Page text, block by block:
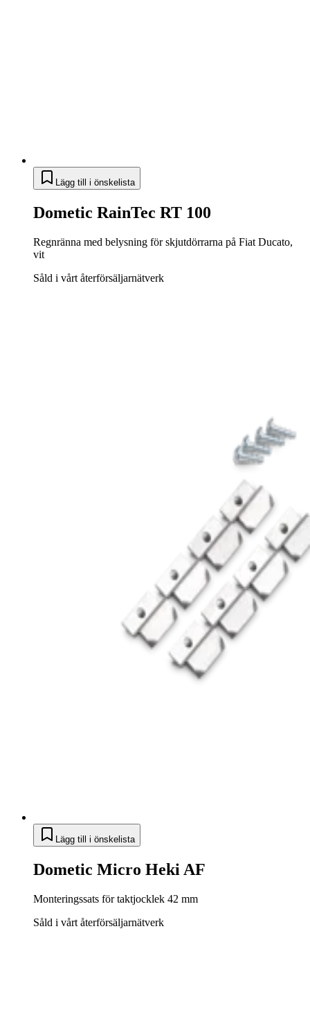
Lägg till i önskelista
Dometic RainTec RT 100
Regnränna med belysning för skjutdörrarna på Fiat Ducato,
vit
Såld i vårt återförsäljarnätverk
Lägg till i önskelista
Dometic Micro Heki AF
Monteringssats för taktjocklek 42 mm
Såld i vårt återförsäljarnätverk